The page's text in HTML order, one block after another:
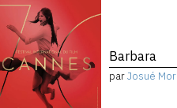
Barbara
parJosué